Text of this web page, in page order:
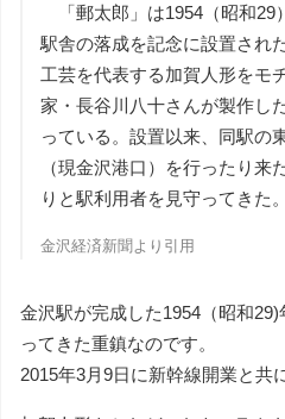
「郵太郎」は1954（昭和29
駅舎の落成を記念に設置され
工芸を代表する加賀人形をモ
家・長谷川八十さんが製作し
っている。設置以来、同駅の
（現金沢港口）を行ったり来
りと駅利用者を見守ってきた。
金沢経済新聞 より引用
金沢駅が完成した1954（昭和
ってきた重鎮なのです。
2015年3月9日に新幹線開業と共